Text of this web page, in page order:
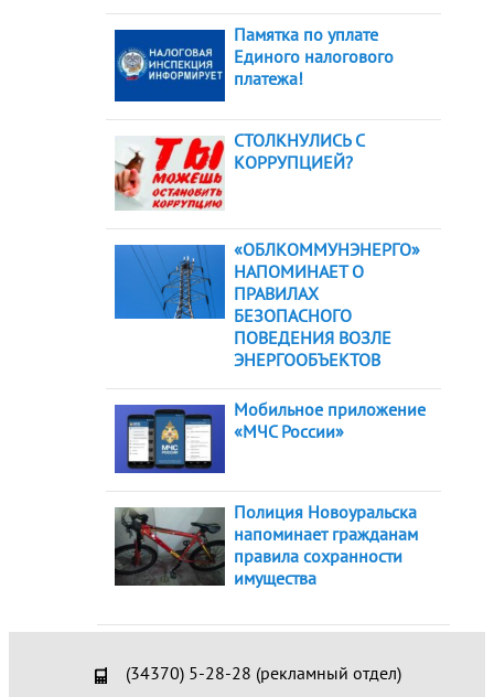
Памятка по уплате
Единого налогового
платежа!
СТОЛКНУЛИСЬ С
КОРРУПЦИЕЙ?
«ОБЛКОММУНЭНЕРГО»
НАПОМИНАЕТ О
ПРАВИЛАХ
БЕЗОПАСНОГО
ПОВЕДЕНИЯ ВОЗЛЕ
ЭНЕРГООБЪЕКТОВ
Мобильное приложение
«МЧС России»
Полиция Новоуральска
напоминает гражданам
правила сохранности
имущества
(34370) 5-28-28 (рекламный отдел)